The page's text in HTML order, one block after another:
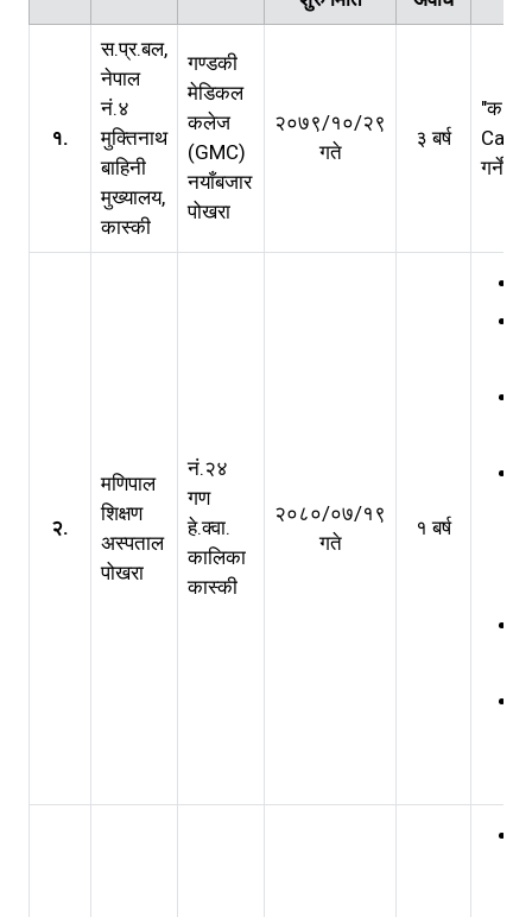
१.
स.प्र.बल,
नेपाल
नं.४
मुक्तिनाथ
बाहिनी
मुख्यालय,
कास्की
गण्डकी
मेडिकल
कलेज
(GMC)
नयाँबजार
पोखरा
२०७९/१०/२९
गते
३ बर्ष
"क"
गर्ने
२.
मणिपाल
शिक्षण
अस्पताल
पोखरा
नं.२४
गण
हे.क्वा.
कालिका
कास्की
२०८०/०७/१९
गते
१ बर्ष